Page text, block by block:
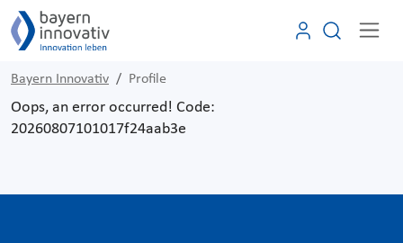
Bayern Innovativ Profile
Oops, an error occurred! Code:
20260807101017f24aab3e